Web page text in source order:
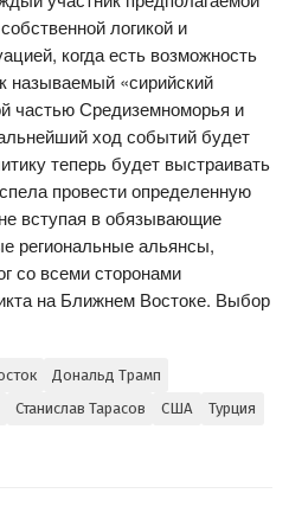
логикой и
когда есть возможность
называемый «сирийский
частью Средиземноморья и
ход событий будет
теперь будет выстраивать
провести определенную
вступая в обязывающие
региональные альянсы,
со всеми сторонами
на Ближнем Востоке. Выбор
Дональд Трамп
Станислав Тарасов США Турция